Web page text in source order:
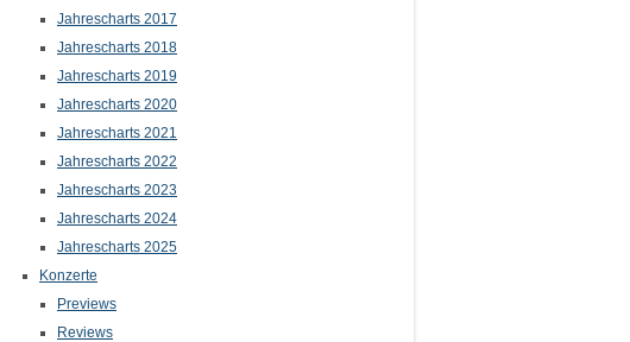
Jahrescharts 2017
Jahrescharts 2018
Jahrescharts 2019
Jahrescharts 2020
Jahrescharts 2021
Jahrescharts 2022
Jahrescharts 2023
Jahrescharts 2024
Jahrescharts 2025
Konzerte
Previews
Reviews